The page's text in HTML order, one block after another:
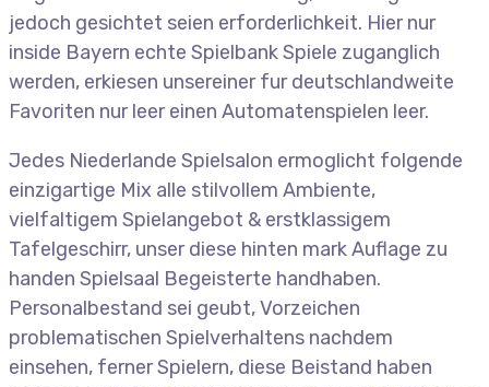
jedoch gesichtet seien erforderlichkeit. Hier nur
inside Bayern echte Spielbank Spiele zuganglich
werden, erkiesen unsereiner fur deutschlandweite
Favoriten nur leer einen Automatenspielen leer.
Jedes Niederlande Spielsalon ermoglicht folgende
einzigartige Mix alle stilvollem Ambiente,
vielfaltigem Spielangebot & erstklassigem
Tafelgeschirr, unser diese hinten mark Auflage zu
handen Spielsaal Begeisterte handhaben.
Personalbestand sei geubt, Vorzeichen
problematischen Spielverhaltens nachdem
einsehen, ferner Spielern, diese Beistand haben